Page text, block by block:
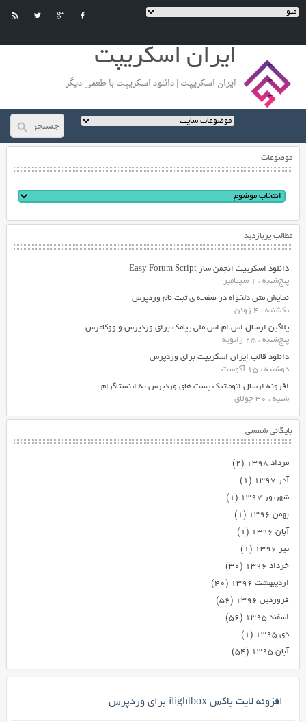
ایران اسکریپت
ایران اسکریپت | دانلود اسکریپت با طعمی دیگر
موضوعات
مطالب پربازدید
دانلود اسکریپت انجمن ساز Easy Forum Script
پنج‌شنبه ، 1 سپتامبر
نمایش متن دلخواه در صفحه ی ثبت نام وردپرس
یکشنبه ، 4 ژوئن
پلاگین ارسال اس ام اس ملی پیامک برای وردپرس و ووکامرس
پنج‌شنبه ، 25 ژانویه
دانلود قالب ایران اسکریپت برای وردپرس
دوشنبه ، 15 آگوست
افزونه ارسال اتوماتیک پست های وردپرس به اینستاگرام
شنبه ، 30 جولای
بایگانی شمسی
مرداد ۱۳۹۸
(۲)
آذر ۱۳۹۷
(۱)
شهریور ۱۳۹۷
(۱)
بهمن ۱۳۹۶
(۱)
آبان ۱۳۹۶
(۱)
تیر ۱۳۹۶
(۱)
خرداد ۱۳۹۶
(۳۰)
اردیبهشت ۱۳۹۶
(۴۰)
فروردین ۱۳۹۶
(۵۶)
اسفند ۱۳۹۵
(۵۶)
دی ۱۳۹۵
(۱)
آبان ۱۳۹۵
(۵۴)
افزونه لایت باکس ilightbox برای وردپرس